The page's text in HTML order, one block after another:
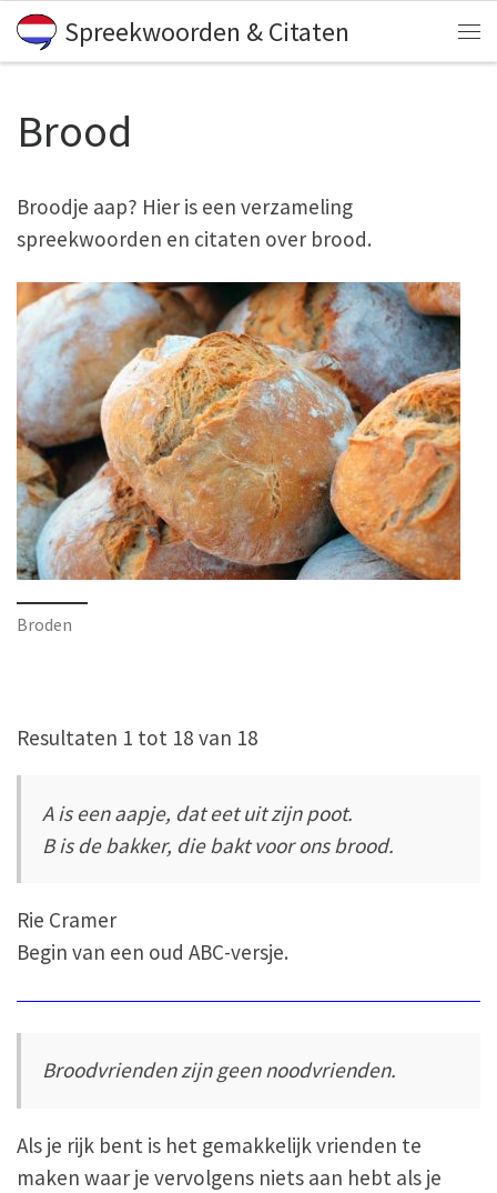
Skip to content
Spreekwoorden & Citaten
Brood
Broodje aap? Hier is een verzameling
spreekwoorden en citaten over brood.
Broden
Resultaten 1 tot 18 van 18
A is een aapje, dat eet uit zijn poot.
B is de bakker, die bakt voor ons brood.
Rie Cramer
Begin van een oud ABC-versje.
Broodvrienden zijn geen noodvrienden.
Als je rijk bent is het gemakkelijk vrienden te
maken waar je vervolgens niets aan hebt als je